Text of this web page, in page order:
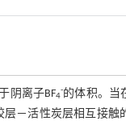
阴离子BF4
-的体积。当
－活性炭层相互接